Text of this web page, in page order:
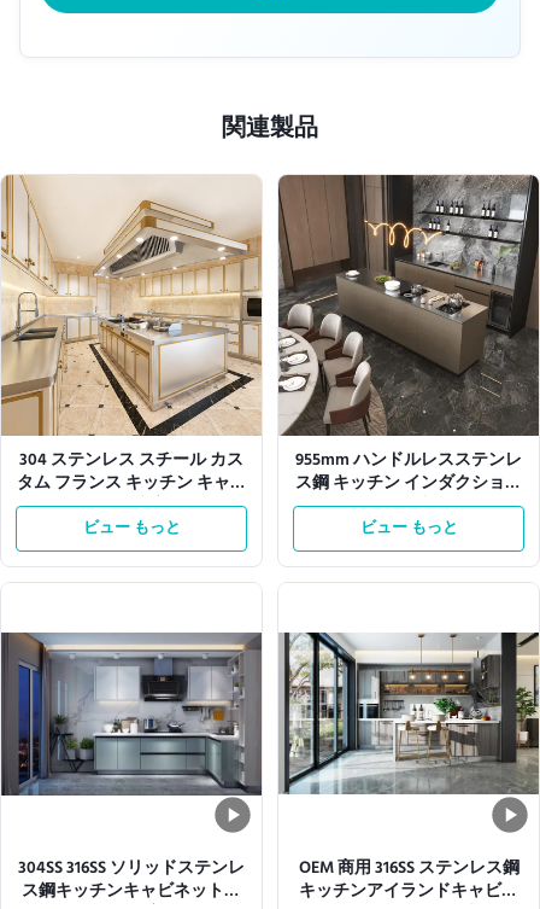
関連製品
304 ステンレス スチール カス
タム フランス キッチン キャビ
ネット 大容量
ビュー もっと
955mm ハンドルレスステンレ
ス鋼 キッチン インダクション
ホブ
ビュー もっと
304SS 316SS ソリッドステンレ
ス鋼キッチンキャビネットユ
OEM 商用 316SS ステンレス鋼
キッチンアイランドキャビネ